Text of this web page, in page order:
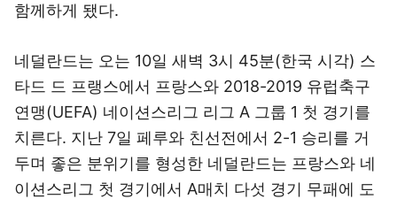
함께하게 됐다.
네덜란드는 오는 10일 새벽 3시 45분(한국 시각) 스
타드 드 프랭스에서 프랑스와 2018-2019 유럽축구
연맹(UEFA) 네이션스리그 리그 A 그룹 1 첫 경기를
치른다. 지난 7일 페루와 친선전에서 2-1 승리를 거
두며 좋은 분위기를 형성한 네덜란드는 프랑스와 네
이션스리그 첫 경기에서 A매치 다섯 경기 무패에 도